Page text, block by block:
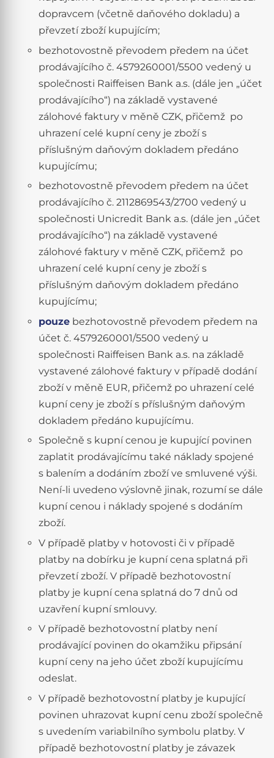
dopravcem (včetně daňového dokladu) a
převzetí zboží kupujícím;
bezhotovostně převodem předem na účet
prodávajícího č. 4579260001/5500 vedený u
společnosti Raiffeisen Bank a.s. (dále jen „účet
prodávajícího“) na základě vystavené
zálohové faktury v měně CZK, přičemž po
uhrazení celé kupní ceny je zboží s
příslušným daňovým dokladem předáno
kupujícímu;
bezhotovostně převodem předem na účet
prodávajícího č. 2112869543/2700 vedený u
společnosti Unicredit Bank a.s. (dále jen „účet
prodávajícího“) na základě vystavené
zálohové faktury v měně CZK, přičemž po
uhrazení celé kupní ceny je zboží s
příslušným daňovým dokladem předáno
kupujícímu;
pouzebezhotovostně převodem předem na
účet č. 4579260001/5500 vedený u
společnosti Raiffeisen Bank a.s. na základě
vystavené zálohové faktury v případě dodání
zboží v měně EUR, přičemž po uhrazení celé
kupní ceny je zboží s příslušným daňovým
dokladem předáno kupujícímu.
Společně s kupní cenou je kupující povinen
zaplatit prodávajícímu také náklady spojené
s balením a dodáním zboží ve smluvené výši.
Není-li uvedeno výslovně jinak, rozumí se dále
kupní cenou i náklady spojené s dodáním
zboží.
V případě platby v hotovosti či v případě
platby na dobírku je kupní cena splatná při
převzetí zboží. V případě bezhotovostní
platby je kupní cena splatná do 7 dnů od
uzavření kupní smlouvy.
V případě bezhotovostní platby není
prodávající povinen do okamžiku připsání
kupní ceny na jeho účet zboží kupujícímu
odeslat.
V případě bezhotovostní platby je kupující
povinen uhrazovat kupní cenu zboží společně
s uvedením variabilního symbolu platby. V
případě bezhotovostní platby je závazek